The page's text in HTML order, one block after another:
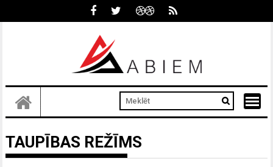
TAUPĪBAS REŽĪMS